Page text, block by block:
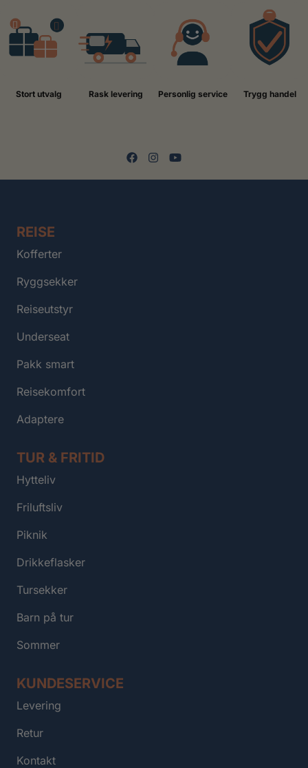
Stort utvalg Rask levering Personlig service Trygg handel
REISE
Kofferter
Ryggsekker
Reiseutstyr
Underseat
Pakk smart
Reisekomfort
Adaptere
TUR & FRITID
Hytteliv
Friluftsliv
Piknik
Drikkeflasker
Tursekker
Barn på tur
Sommer
KUNDESERVICE
Levering
Retur
Kontakt